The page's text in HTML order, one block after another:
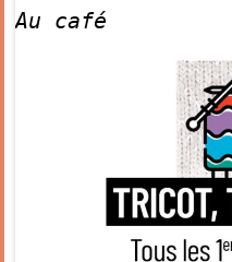
Notre cuisine
Venez nous voir
Nous écrire
Participez !
S’inscrire
Animations
Animation
Au café